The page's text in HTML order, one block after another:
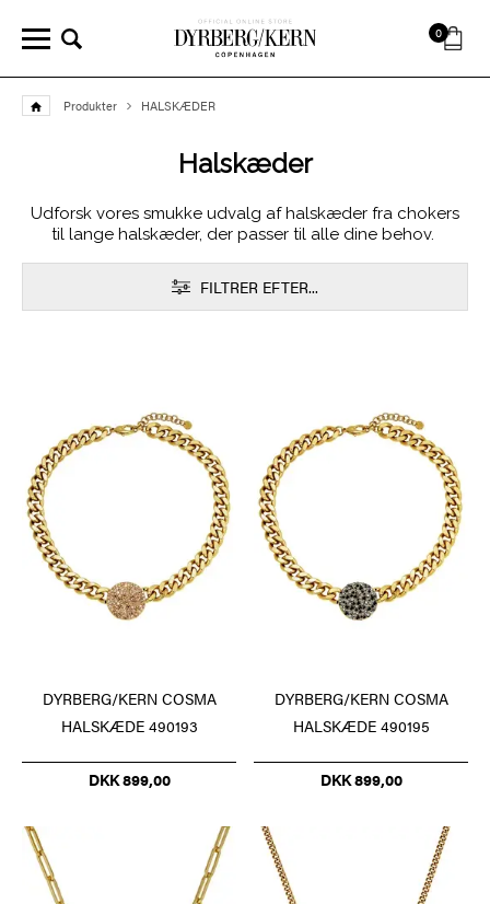
0
Produkter HALSKÆDER
Halskæder
Udforsk vores smukke udvalg af halskæder fra chokers
til lange halskæder, der passer til alle dine behov.
FILTRER EFTER...
DYRBERG/KERN COSMA
HALSKÆDE 490193
DKK 899,00
DYRBERG/KERN COSMA
HALSKÆDE 490195
DKK 899,00